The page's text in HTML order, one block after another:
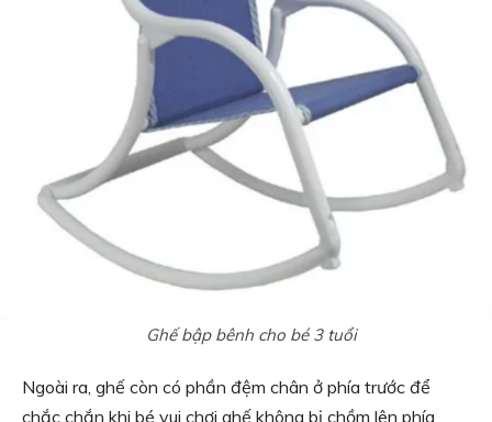
Ghế bập bênh cho bé 3 tuổi
Ngoài ra, ghế còn có phần đệm chân ở phía trước để
chắc chắn khi bé vui chơi ghế không bị chồm lên phía